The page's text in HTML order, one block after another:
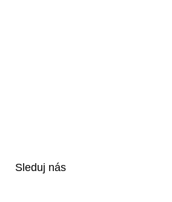
Sleduj nás